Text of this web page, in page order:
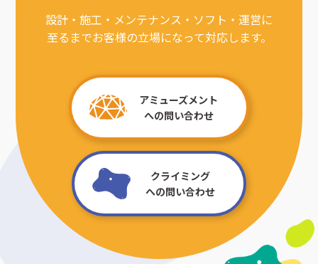
設計・施工・メンテナンス・ソフト・運営に
至るまでお客様の立場になって対応します。
アミューズメント
への問い合わせ
クライミング
への問い合わせ